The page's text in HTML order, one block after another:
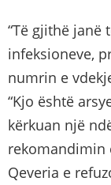
“Të gjithë janë
infeksioneve,
numrin e
“Kjo është
kërkuan një
rekomandimin
Qeveria e